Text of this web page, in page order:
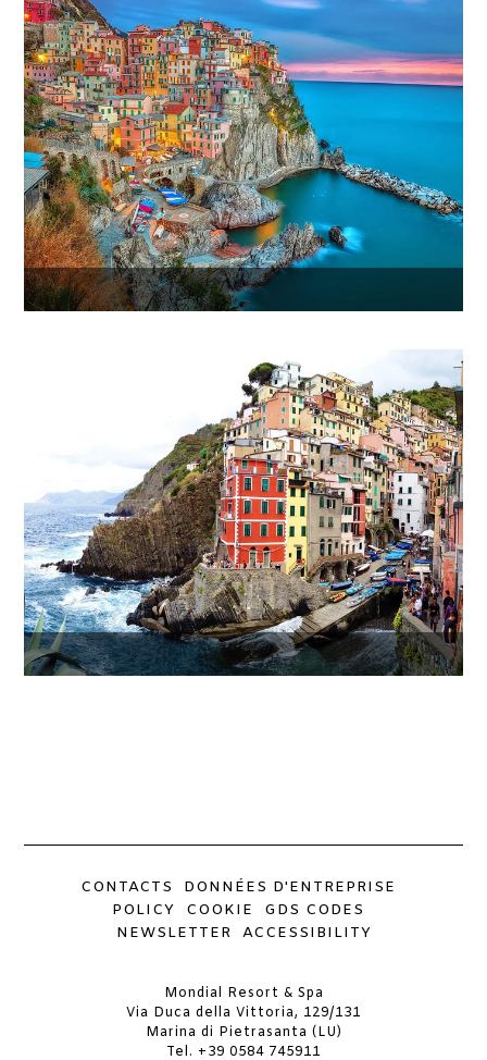
CONTACTS
DONNÉES D'ENTREPRISE
POLICY
COOKIE
GDS CODES
NEWSLETTER
ACCESSIBILITY
Mondial Resort & Spa
Via Duca della Vittoria, 129/131
Marina di Pietrasanta (LU)
Tel. +39 0584 745911